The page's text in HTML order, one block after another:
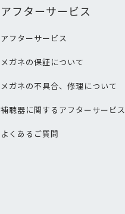
アフターサービス
アフターサービス
メガネの保証について
メガネの不具合、修理について
補聴器に関するアフターサービス
よくあるご質問